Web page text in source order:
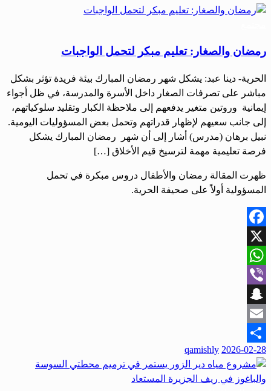
رمضان والصغار: تعليم مبكر لتحمل الواجبات
الحرية- دينا عبد: يشكل شهر رمضان المبارك بيئة فريدة تؤثر بشكل
مباشر على تصرفات الصغار داخل الأسرة والمدرسة، في ظل أجواء
إيمانية وروتين متغير يدفعهم إلى ملاحظة الكبار وتقليد سلوكياتهم،
إلى جانب سعيهم لإظهار قدراتهم وتحمل بعض المسؤوليات اليومية.
نبيل برهان (مدرس) أشار إلى أن شهر رمضان المبارك يشكل
فرصة تعليمية مهمة لترسيخ قيم الأخلاق […]
ظهرت المقالة رمضان والأطفال دروس مبكرة في تحمل
المسؤولية أولاً على صحيفة الحرية.
Facebook
X
WhatsApp
Viber
Snapchat
Email
Share
نُشر
في
2026-02-28
qamishly